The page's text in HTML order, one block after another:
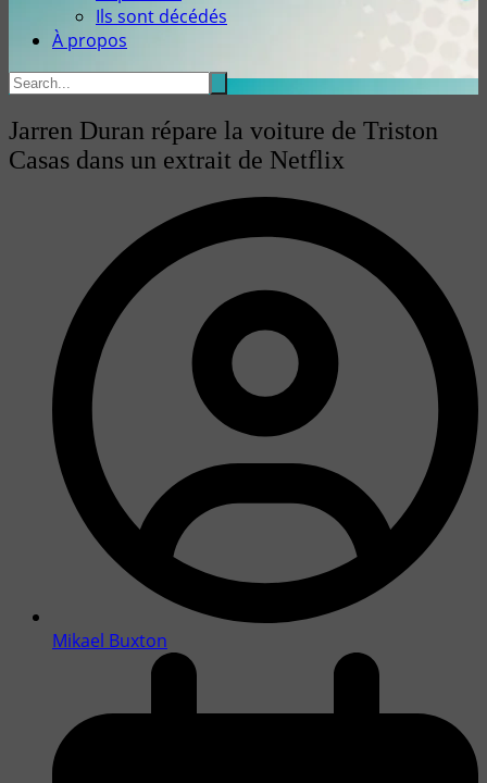
Ils sont décédés
À propos
Jarren Duran répare la voiture de Triston
Casas dans un extrait de Netflix
Mikael Buxton